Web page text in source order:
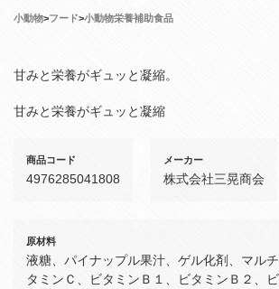
小動物>フード>小動物栄養補助食品
甘みと栄養がギュッと凝縮。
甘みと栄養がギュッと凝縮
商品コード
4976285041808
メーカー
株式会社三晃商会
原材料
液糖、パイナップル果汁、ゲル化剤、マル
タミンＣ、ビタミンＢ１、ビタミンＢ２、ビ